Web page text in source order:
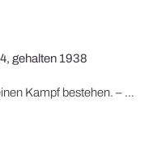
gehalten 1938
"Ausgangspunkt: Wir sollen einen Kampf bestehen. – Was ist das für ein Kampf, der da von uns gefordert wird? Es wird ganz kurz von einem Kriegserlebnis berichtet. Nach längerem Artilleriefeuer soll der Sturmangriff einsetzen. Die Soldaten machen sich bereit und warten auf den Befehl. Da gibt der Hauptmann das Zeichen zum Angriff. Alle Soldaten springen aus dem Graben heraus und stürmen vor. Nur einer bleibt zurück. – Die Jungens werden gefragt, wie sie den Mann beurteilen. Dann soll festgestellt werden, auf wessen Befehl der feige Soldat nicht gehört hatte. Zunächst ist es der Befehl des Hauptmanns. Hinter diesem Befehl steht das Vaterland. Über allem aber steht Gott. Er fordert von uns, daß wir unsere Pflicht tun sollen. Als Deutsche sind wir aber verpflichtet, unser Vaterland zu verteidigen. – An dieser Geschichte soll gezeigt werden, daß Gott Forderungen an uns stellt."; "Im Gegensatz zu dieser Selbstsucht der Menschen steht der wichtigste Satz der Nationalsozialistischen Bewegung: 'Gemeinnutz geht vor Eigennutz'. Was bedeutet dieses Wort denn eigentlich? Das Wohl der Allgemeinheit (des Volkes) geht vor dem Wohl des Einzelnen. An wen sollen wir also zuerst denken? An unser Volk. Wenn jeder Mensch das von selbst täte, dann hätte dieser Grundsatz gar nicht aufgestellt werden brauchen. Die meisten Menschen denken eben zunächst an sich […]."; "Dürer lebte in Nürnberg von 1471-1528, also zur Zeit Martin Luthers. Nürnberg ist uns heute ja besonders bekannt durch die Reichsparteitage."; "Es gilt nun, an einem Beispiel die große Macht des Glaubens […] deutlich zu machen. Vielleicht kann man davon erzählen, wie ein Kommunist in den Jahren des Kampfes plötzlich den Weg zum Führer fand. Der Kommunist sollte die Versammlung stören, aber dabei packten ihn die Worte des Führers derartig, daß er ihm glauben mußte. Der felsenfeste Glaube an den Führer und an den Sieg der Bewegung ließ diesen ehemaligen Kommunisten zu einem opferbereiten Kämpfer Adolf Hitlers werden. Wenn der Glaube an einen Menschen und an eine Sache schon so viel vermag, wieviel mehr kann dann noch der Glaube an Gott bewirken!"